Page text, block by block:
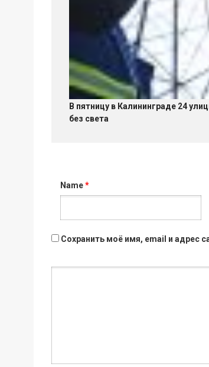
В пятницу в Калининграде 24
без света
Name*
Сохранить моё имя, email и адрес